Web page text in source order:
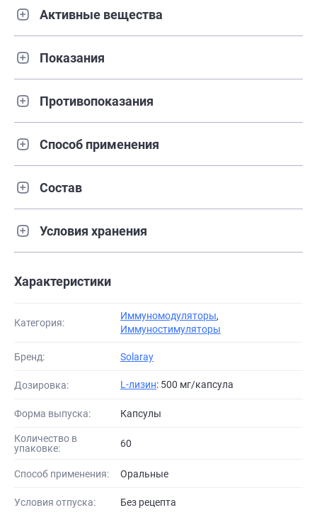
Активные вещества
Показания
Противопоказания
Способ применения
Состав
Условия хранения
Характеристики
Категория:
Иммуномодуляторы,
Иммуностимуляторы
Бренд: Solaray
Дозировка: L-лизин: 500 мг/капсула
Форма выпуска: Капсулы
Количество в
упаковке:
60
Способ применения: Оральные
Условия отпуска: Без рецепта